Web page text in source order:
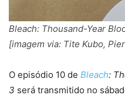
Bleach: Thousand-Year
[imagem via: Tite Kubo,
O episódio 10 de Bleach:
3 será transmitido no